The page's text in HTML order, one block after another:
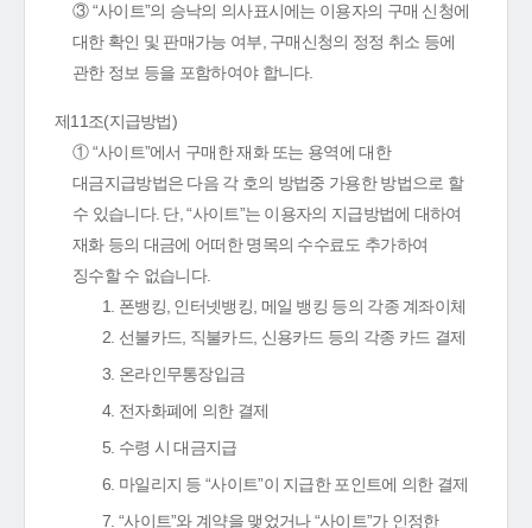
③ “사이트”의 승낙의 의사표시에는 이용자의 구매 신청에
대한 확인 및 판매가능 여부, 구매신청의 정정 취소 등에
관한 정보 등을 포함하여야 합니다.
제11조(지급방법)
① “사이트”에서 구매한 재화 또는 용역에 대한
대금지급방법은 다음 각 호의 방법중 가용한 방법으로 할
수 있습니다. 단, “사이트”는 이용자의 지급방법에 대하여
재화 등의 대금에 어떠한 명목의 수수료도 추가하여
징수할 수 없습니다.
1. 폰뱅킹, 인터넷뱅킹, 메일 뱅킹 등의 각종 계좌이체
2. 선불카드, 직불카드, 신용카드 등의 각종 카드 결제
3. 온라인무통장입금
4. 전자화폐에 의한 결제
5. 수령 시 대금지급
6. 마일리지 등 “사이트”이 지급한 포인트에 의한 결제
7. “사이트”와 계약을 맺었거나 “사이트”가 인정한